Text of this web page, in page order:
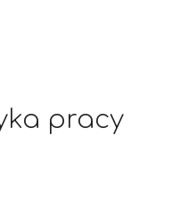
pracy